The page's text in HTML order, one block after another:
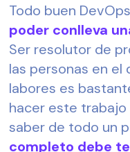
Todo buen
poder conlleva
Ser resolutor de
las personas en el
labores es
hacer este trabajo
saber de todo un
completo debe